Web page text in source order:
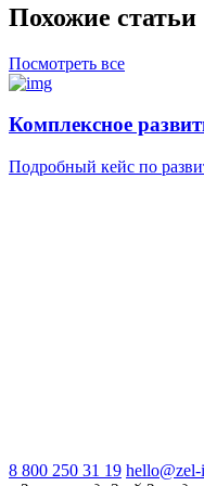
Похожие статьи
Посмотреть все
Комплексное
Подробный кейс по
8 800 250 31 19 hello@zel-